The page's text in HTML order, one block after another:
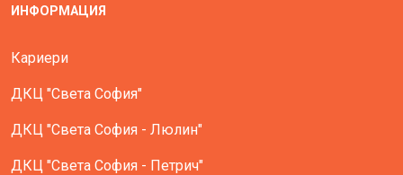
ИНФОРМАЦИЯ
Кариери
ДКЦ "Света София"
ДКЦ "Света София - Люлин"
ДКЦ "Света София - Петрич"